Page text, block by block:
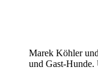
Marek Köhler
und Gast-Hunde.